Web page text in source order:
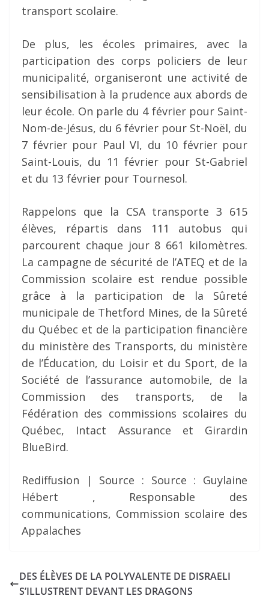
transport scolaire.
De plus, les écoles primaires, avec la
participation des corps policiers de leur
municipalité, organiseront une activité de
sensibilisation à la prudence aux abords de
leur école. On parle du 4 février pour Saint-
Nom-de-Jésus, du 6 février pour St-Noël, du
7 février pour Paul VI, du 10 février pour
Saint-Louis, du 11 février pour St-Gabriel
et du 13 février pour Tournesol.
Rappelons que la CSA transporte 3 615
élèves, répartis dans 111 autobus qui
parcourent chaque jour 8 661 kilomètres.
La campagne de sécurité de l’ATEQ et de la
Commission scolaire est rendue possible
grâce à la participation de la Sûreté
municipale de Thetford Mines, de la Sûreté
du Québec et de la participation financière
du ministère des Transports, du ministère
de l’Éducation, du Loisir et du Sport, de la
Société de l’assurance automobile, de la
Commission des transports, de la
Fédération des commissions scolaires du
Québec, Intact Assurance et Girardin
BlueBird.
Rediffusion | Source : Source : Guylaine
Hébert , Responsable des
communications, Commission scolaire des
Appalaches
DES ÉLÈVES DE LA POLYVALENTE DE DISRAELI
S’ILLUSTRENT DEVANT LES DRAGONS